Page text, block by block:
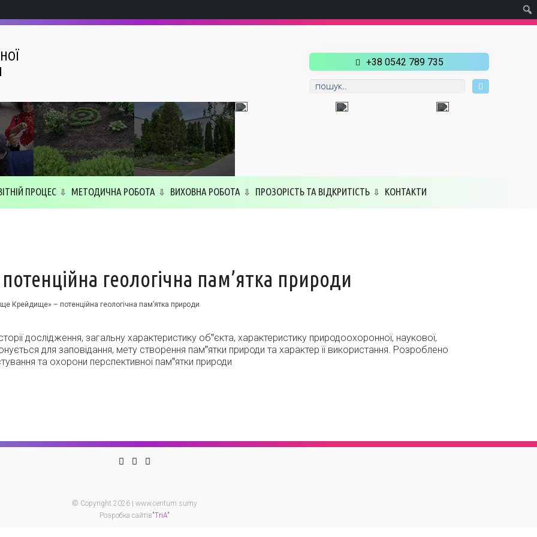
+38 0542 789 735
ПРОЦЕС МЕТОДИЧНА РОБОТА ВИХОВНА РОБОТА ПРОЗОРІСТЬ ТА ВІДКРИТІСТЬ КОНТАКТИ
геологічна пам’ятка природи
Крейдище» – потенційна геологічна пам’ятка природи
дослідження, загальну характеристику об‟єкта, характеристику природоохоронної, наукової,
для заповідання, мету створення пам‟ятки природи та характер її використання. Розроблено
та охорони перспективної пам‟ятки природи
© Copyright 2026 | www.centum.sumy
Розробка сайтів"TriA"